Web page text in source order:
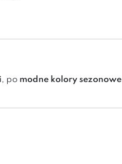
, po modne kolory sezonowe